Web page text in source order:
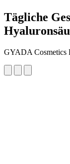
Tägliche
GYADA Cosmetics